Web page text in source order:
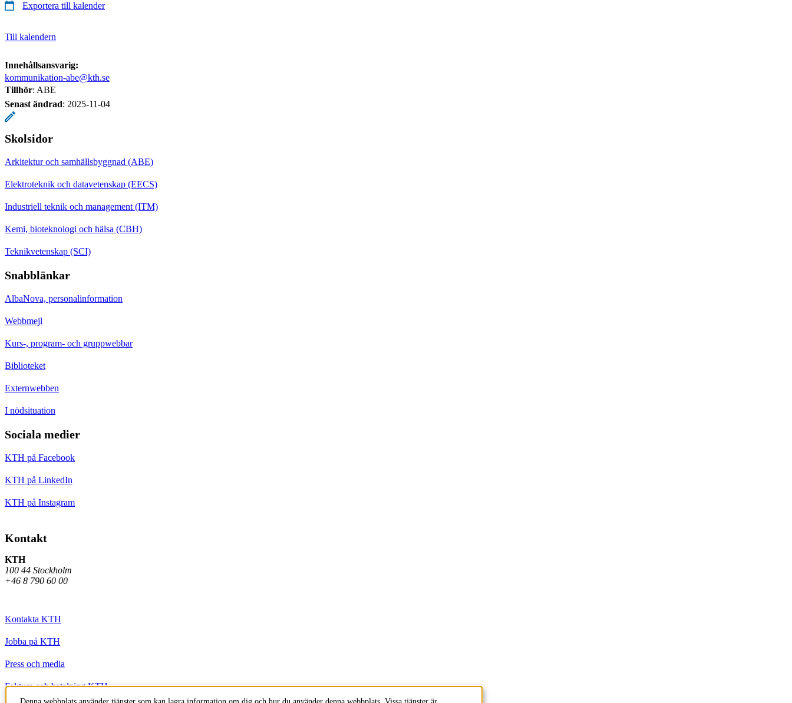
Exportera till kalender
Till kalendern
Innehållsansvarig:
kommunikation-abe@kth.se
Tillhör: ABE
Senast ändrad: 2025-11-04
Skolsidor
Arkitektur och samhällsbyggnad (ABE)
Elektroteknik och datavetenskap (EECS)
Industriell teknik och management (ITM)
Kemi, bioteknologi och hälsa (CBH)
Teknikvetenskap (SCI)
Snabblänkar
AlbaNova, personalinformation
Webbmejl
Kurs-, program- och gruppwebbar
Biblioteket
Externwebben
I nödsituation
Sociala medier
KTH på Facebook
KTH på LinkedIn
KTH på Instagram
Kontakt
KTH
100 44 Stockholm
+46 8 790 60 00
Kontakta KTH
Jobba på KTH
Press och media
Faktura och betalning KTH